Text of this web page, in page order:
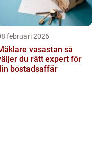
februari 2026
vasastan så
du rätt expert för
bostadsaffär